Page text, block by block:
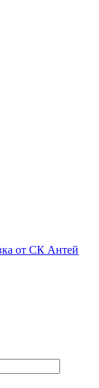
от СК Антей